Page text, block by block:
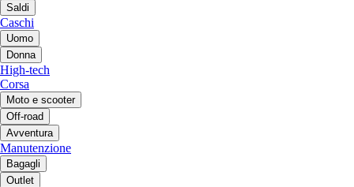
Saldi
Caschi
Uomo
Donna
High-tech
Corsa
Moto e scooter
Off-road
Avventura
Manutenzione
Bagagli
Outlet